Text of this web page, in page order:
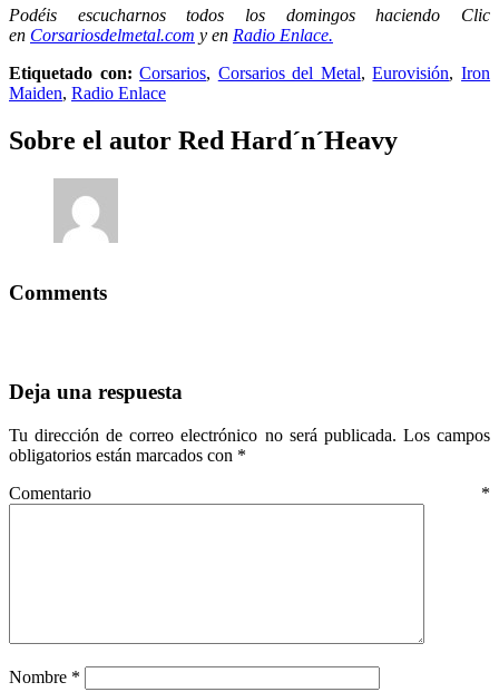
Podéis escucharnos todos los domingos haciendo Clic
en Corsariosdelmetal.com y en Radio Enlace.
Etiquetado con: Corsarios, Corsarios del Metal,Eurovisión,Iron
Maiden, Radio Enlace
Sobre el autor Red Hard´n´Heavy
Comments
Deja una respuesta
Tu dirección de correo electrónico no será publicada. Los campos
obligatorios están marcados con *
Comentario *
Nombre *